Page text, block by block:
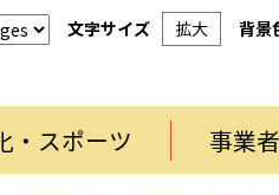
文字サイズ 拡大 背景
・スポーツ 事業